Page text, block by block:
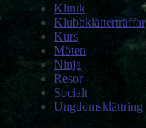
Klinik
Klubbklätterträffar
Kurs
Möten
Ninja
Resor
Socialt
Ungdomsklättring